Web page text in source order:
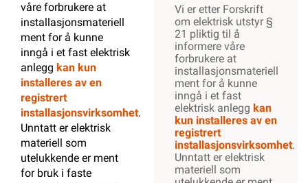
våre forbrukere at
installasjonsmateriell
ment for å kunne
inngå i et fast elektrisk
anlegg kan kun
installeres av en
registrert
installasjonsvirksomhet.
Unntatt er elektrisk
materiell som
utelukkende er ment
for bruk i faste
Vi er etter Forskrift
om elektrisk utstyr §
21 pliktig til å
informere våre
forbrukere at
installasjonsmateriell
ment for å kunne
inngå i et fast
elektrisk anlegg kan
kun installeres av en
registrert
installasjonsvirksomhet.
Unntatt er elektrisk
materiell som